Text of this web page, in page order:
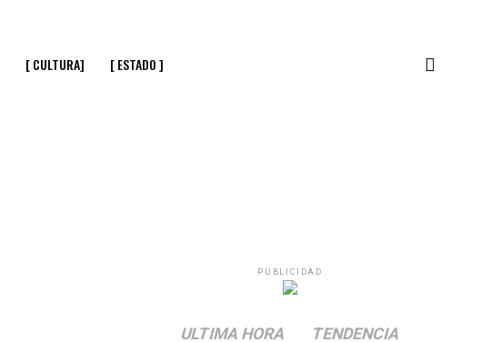
[ CULTURA] [ ESTADO ]
PUBLICIDAD
ULTIMA HORA
TENDENCIA